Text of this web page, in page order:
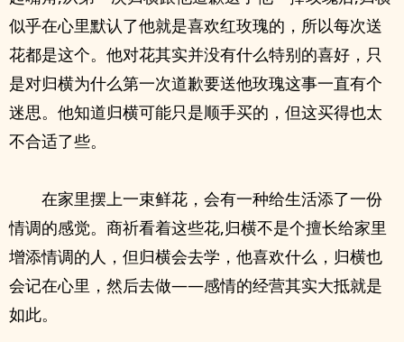
似乎在心里默认了他就是喜欢红玫瑰的，所以每次送
花都是这个。他对花其实并没有什么特别的喜好，只
是对归横为什么第一次道歉要送他玫瑰这事一直有个
迷思。他知道归横可能只是顺手买的，但这买得也太
不合适了些。
在家里摆上一束鲜花，会有一种给生活添了一份
情调的感觉。商祈看着这些花,归横不是个擅长给家里
增添情调的人，但归横会去学，他喜欢什么，归横也
会记在心里，然后去做——感情的经营其实大抵就是
如此。